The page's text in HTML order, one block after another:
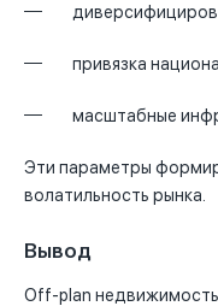
привязка
масштабные
Эти параметры
волатильность рынка.
Вывод
Off-plan